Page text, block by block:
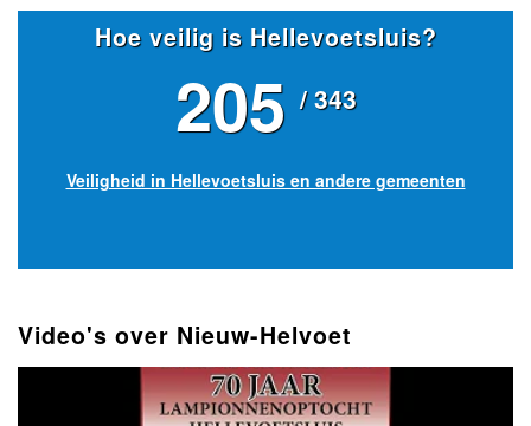
Hoe veilig is Hellevoetsluis?
205 / 343
Veiligheid in Hellevoetsluis en andere gemeenten
Video's over Nieuw-Helvoet